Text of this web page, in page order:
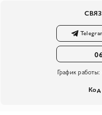
График работы:
Код